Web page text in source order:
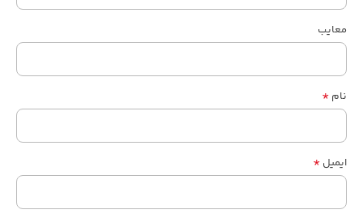
معایب
نام *
ایمیل *